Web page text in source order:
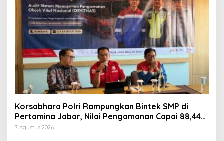
Korsabhara Polri Rampungkan Bintek SMP di
Pertamina Jabar, Nilai Pengamanan Capai 88,44
Persen
7 Agustus 2026